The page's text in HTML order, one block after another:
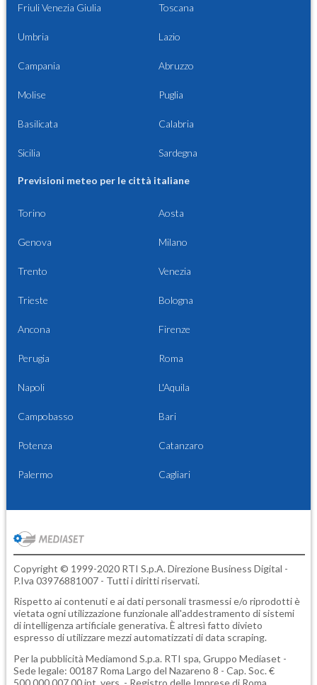
Friuli Venezia Giulia Toscana
Umbria Lazio
Campania Abruzzo
Molise Puglia
Basilicata Calabria
Sicilia Sardegna
Previsioni meteo per le città italiane
Torino Aosta
Genova Milano
Trento Venezia
Trieste Bologna
Ancona Firenze
Perugia Roma
Napoli L'Aquila
Campobasso Bari
Potenza Catanzaro
Palermo Cagliari
Copyright © 1999-2020 RTI S.p.A. Direzione Business Digital -
P.Iva 03976881007 - Tutti i diritti riservati.
Rispetto ai contenuti e ai dati personali trasmessi e/o riprodotti è
vietata ogni utilizzazione funzionale all'addestramento di sistemi
di intelligenza artificiale generativa. È altresì fatto divieto
espresso di utilizzare mezzi automatizzati di data scraping.
Per la pubblicità Mediamond S.p.a. RTI spa, Gruppo Mediaset -
Sede legale: 00187 Roma Largo del Nazareno 8 - Cap. Soc. €